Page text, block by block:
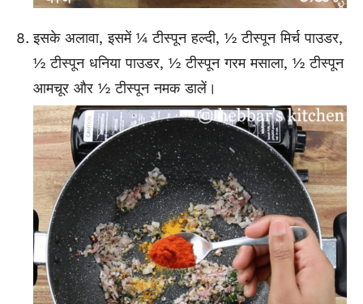
इसके अलावा, इसमें ¼ टीस्पून हल्दी, ½ टीस्पून मिर्च पाउडर,
½ टीस्पून धनिया पाउडर, ½ टीस्पून गरम मसाला, ½ टीस्पून
आमचूर और ½ टीस्पून नमक डालें।